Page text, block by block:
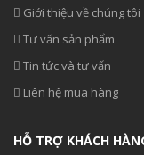
Giới thiệu về chúng tôi
Tư vấn sản phẩm
Tin tức và tư vấn
Liên hệ mua hàng
HỖ TRỢ KHÁCH